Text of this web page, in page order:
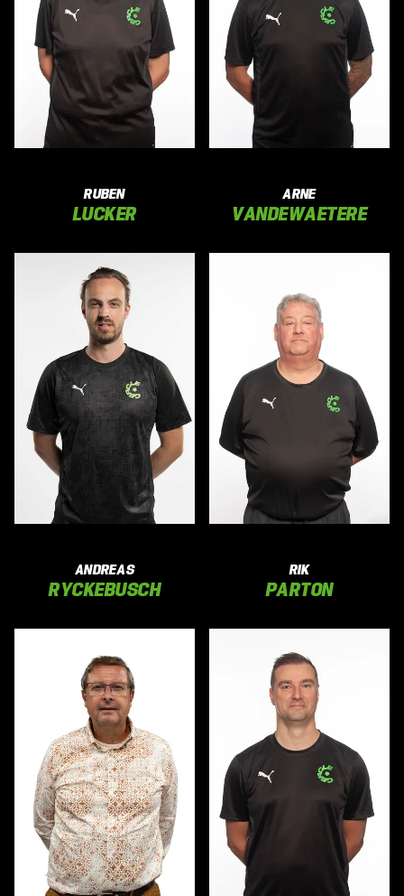
RUBEN
LUCKER
ARNE
VANDEWAETERE
ANDREAS
RYCKEBUSCH
RIK
PARTON